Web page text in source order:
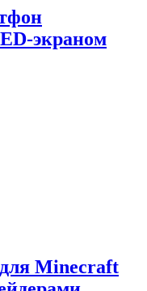
экраном
Minecraft